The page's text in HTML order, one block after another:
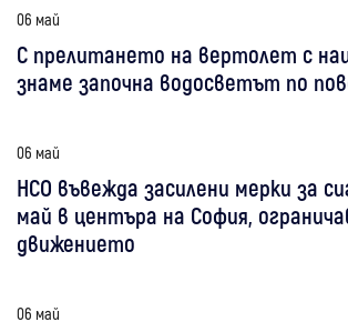
06 май
С прелитането на вертолет с
знаме започна водосветът по
06 май
НСО въвежда засилени мерки за
май в центъра на София,
движението
06 май